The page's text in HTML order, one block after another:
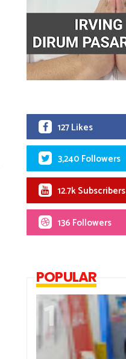
127 Likes
3,240 Followers
12.7k Subscribers
136 Followers
POPULAR